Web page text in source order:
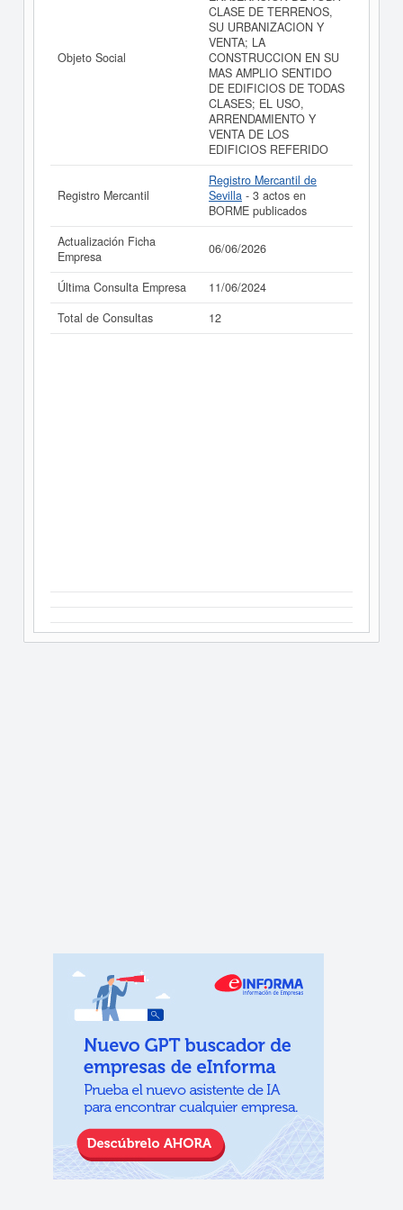
balances y cuentas de resultados disponibles.
La última actualización del informe de empresa se ha
realizado el 06/06/2026.
Objeto Social
CLASE DE TERRENOS,
SU URBANIZACION Y
VENTA; LA
CONSTRUCCION EN SU
MAS AMPLIO SENTIDO
DE EDIFICIOS DE TODAS
CLASES; EL USO,
ARRENDAMIENTO Y
VENTA DE LOS
EDIFICIOS REFERIDO
Registro Mercantil
Registro Mercantil de
Sevilla - 3 actos en
BORME publicados
Actualización Ficha
Empresa
06/06/2026
Última Consulta Empresa
11/06/2024
Total de Consultas
12